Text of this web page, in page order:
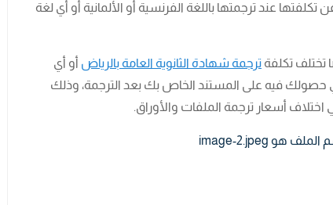
عند ترجمتها باللغة الفرنسية أو الألمانية أو أي لغة
تختلف تكلفة ترجمة شهادة الثانوية العامة بالرياض أو أي
فيه على المستند الخاص بك بعد الترجمة، وذلك
أسعار ترجمة الملفات والأوراق.